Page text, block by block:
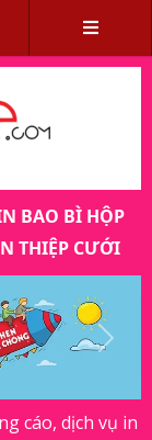
BAO BÌ HỘP
THIỆP CƯỚI
Next
dịch vụ in ấn,